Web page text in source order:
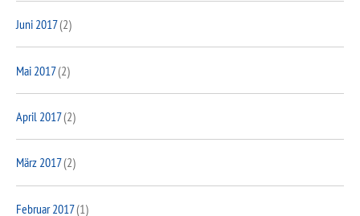
Juni 2017(2)
Mai 2017(2)
April 2017(2)
März 2017(2)
Februar 2017(1)